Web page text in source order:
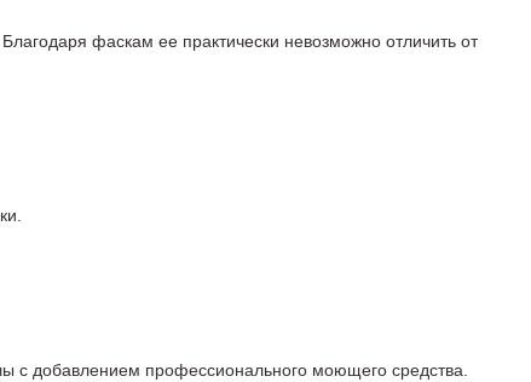
фаскам ее практически невозможно отличить от
с добавлением профессионального моющего средства.